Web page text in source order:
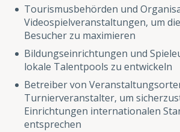
Tourismusbehörden und
Videospielveranstaltungen, um
Besucher zu maximieren
Bildungseinrichtungen und
lokale Talentpools zu entwickeln
Betreiber von
Turnierveranstalter, um
Einrichtungen internationalen
entsprechen